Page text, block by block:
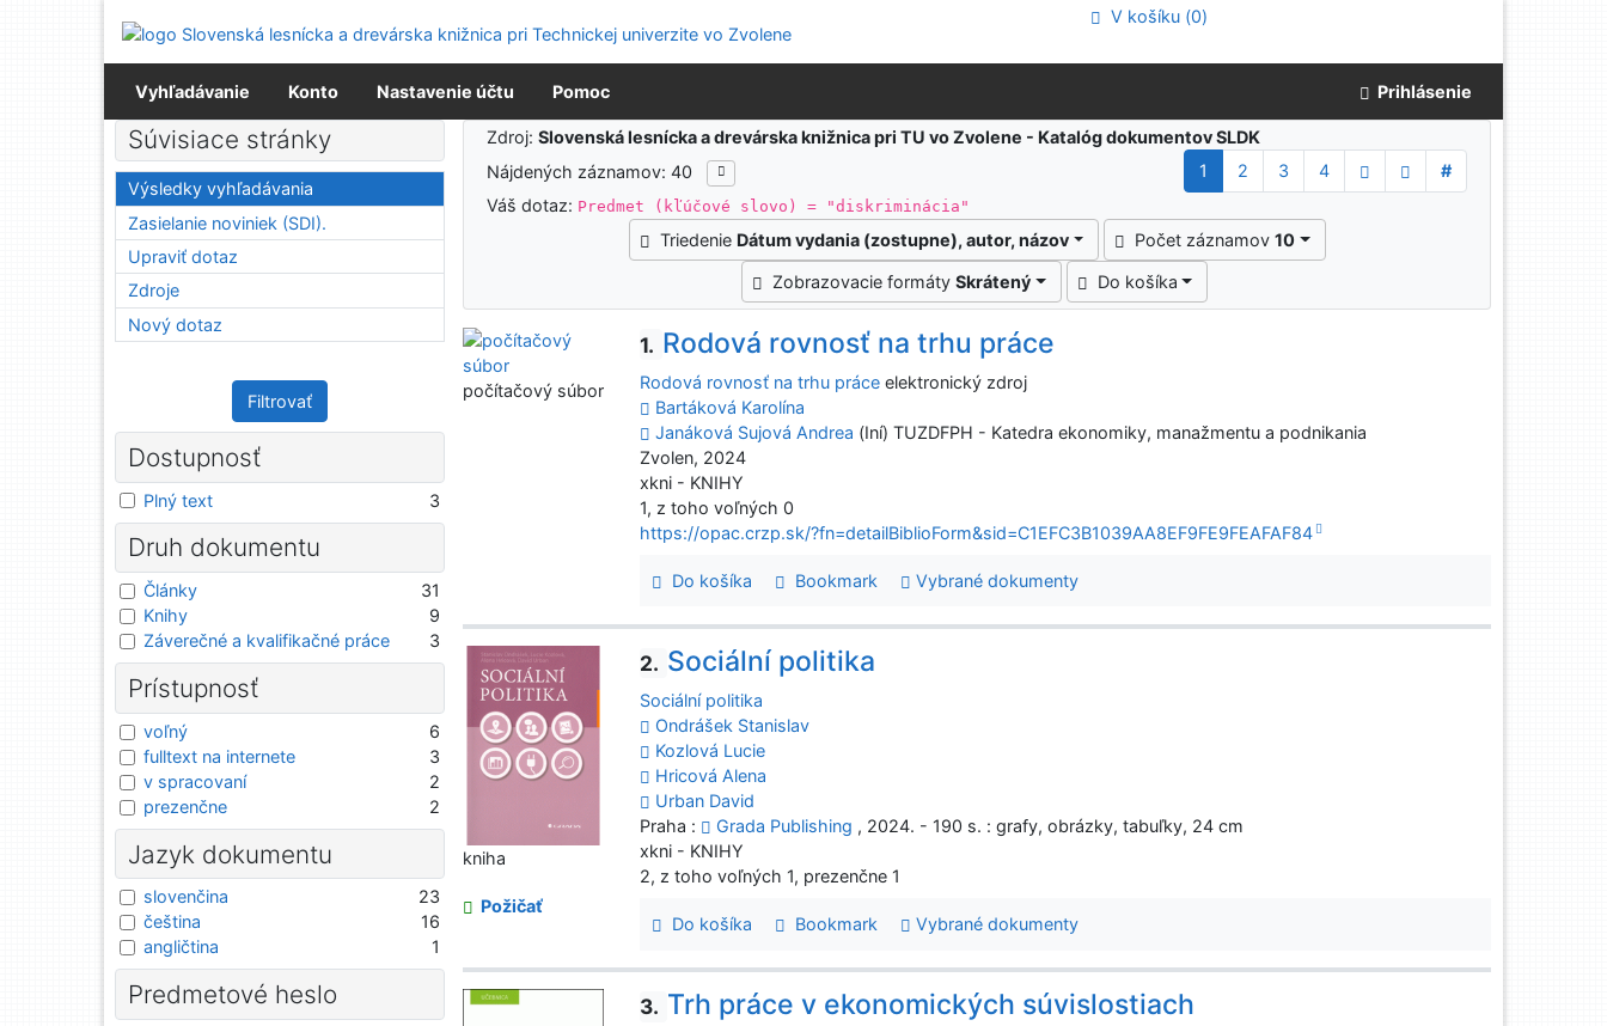
Prejsť na menu
Prehlásenie o webovej prístupnosti
V košíku (0)
Vyhľadávanie Konto Nastavenie účtu Pomoc Prihlásenie
Výsledky vyhľadávania
Zdroj:Slovenská lesnícka a drevárska knižnica pri TU vo Zvolene - Katalóg dokumentov SLDK
Nájdených záznamov: 40
1 2 3 4
#
Váš dotaz: Predmet (kľúčové slovo) = "diskriminácia"
Triedenie Dátum vydania (zostupne), autor, názov Počet záznamov10
Zobrazovacie formátySkrátený Do košíka
1. Rodová rovnosť na trhu práce
Rodová rovnosť na trhu práce elektronický zdroj
Bartáková Karolína
Janáková Sujová Andrea (Iní) TUZDFPH - Katedra ekonomiky, manažmentu a podnikania
Zvolen, 2024
xkni - KNIHY
1, z toho voľných 0
https://opac.crzp.sk/?fn=detailBiblioForm&sid=C1EFC3B1039AA8EF9FE9FEAFAF84
Do košíka Bookmark Vybrané dokumenty
počítačový súbor
2. Sociální politika
Sociální politika
Ondrášek Stanislav
Kozlová Lucie
Hricová Alena
Urban David
Praha :
Grada Publishing , 2024. - 190 s. : grafy, obrázky, tabuľky, 24 cm
xkni - KNIHY
2, z toho voľných 1, prezenčne 1
Do košíka Bookmark Vybrané dokumenty
kniha
Požičať
3. Trh práce v ekonomických súvislostiach
Súvisiace stránky
Výsledky vyhľadávania
Zasielanie noviniek (SDI).
Upraviť dotaz
Zdroje
Nový dotaz
Filtrovať
Dostupnosť
Plný text 3
Druh dokumentu
Články
31
Knihy
9
Záverečné a kvalifikačné práce
3
Prístupnosť
voľný
6
fulltext na internete
3
v spracovaní
2
prezenčne
2
Jazyk dokumentu
slovenčina
23
čeština
16
angličtina
1
Predmetové heslo